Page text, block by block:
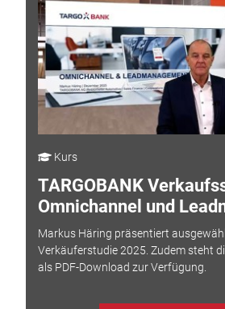
Kurs
TARGOBANK
Omnichannel und
Markus Häring präsentiert
Verkäuferstudie 2025. Zudem steht
als PDF-Download zur Verfügung.